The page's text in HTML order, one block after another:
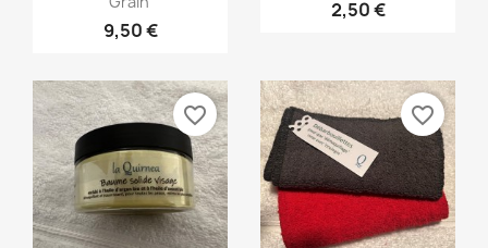
9,50 €
2,50 €
favorite_border favorite_border